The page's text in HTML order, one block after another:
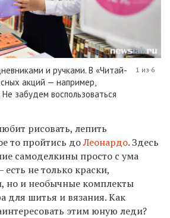
и ручками. В «Читай-
акций — например,
забудем воспользоваться
1 из 6
рисовать, лепить
то пройтись доЛеонардо. Здесь
самоделкины просто с ума
есть не только краски,
но и необычные комплекты
для шитья и вязания. Как
этим юную леди?